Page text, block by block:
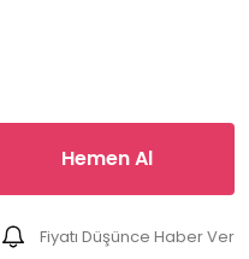
Hemen Al
Fiyatı Düşünce Haber Ver